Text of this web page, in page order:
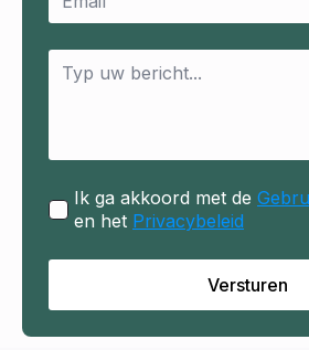
Message
Ik ga akkoord met de
en het Privacybeleid
Versturen